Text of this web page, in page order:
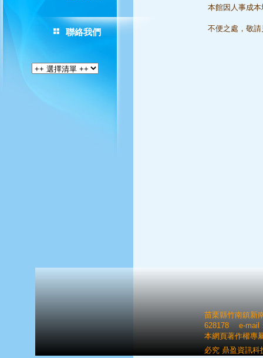
聯絡我們
本館因人事成
不便之處，敬請
苗栗縣竹南鎮新
628178 e-mail
本網頁著作權專
必究 鼎盈資訊